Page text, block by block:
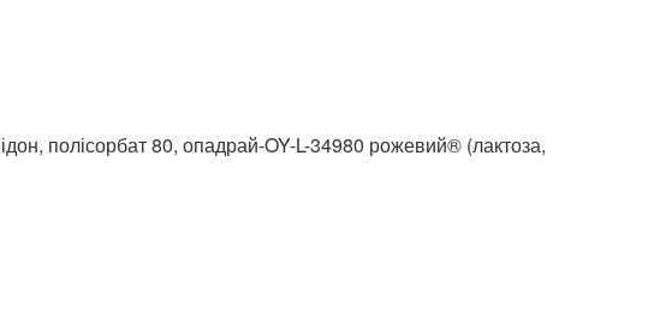
полісорбат 80, опадрай-OY-L-34980 рожевий® (лактоза,